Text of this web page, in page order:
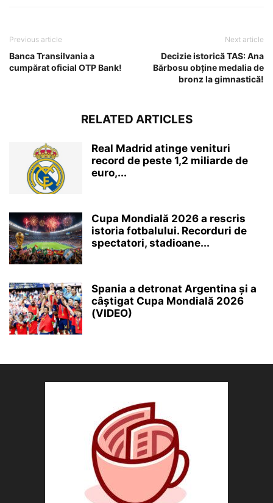
Previous article
Banca Transilvania a
cumpărat oficial OTP Bank!
Next article
Decizie istorică TAS: Ana
Bărbosu obține medalia de
bronz la gimnastică!
RELATED ARTICLES
Real Madrid atinge venituri
record de peste 1,2 miliarde de
euro,...
Cupa Mondială 2026 a rescris
istoria fotbalului. Recorduri de
spectatori, stadioane...
Spania a detronat Argentina și a
câștigat Cupa Mondială 2026
(VIDEO)